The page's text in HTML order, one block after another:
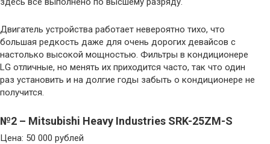
Двигатель устройства работает невероятно тихо, что
большая редкость даже для очень дорогих девайсов с
настолько высокой мощностью. Фильтры в кондиционере
LG отличные, но менять их приходится часто, так что один
раз установить и на долгие годы забыть о кондиционере не
получится.
№2 – Mitsubishi Heavy Industries SRK-25ZM-S
Цена: 50 000 рублей